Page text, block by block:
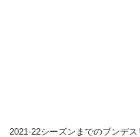
2021-22シーズンまでのブンデ